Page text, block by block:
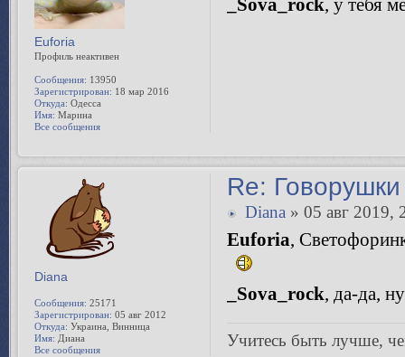
_Sova_rock, у тебя
Euforia
Профиль неактивен
Сообщения: 13950
Зарегистрирован: 18 мар 2016
Откуда: Одесса
Имя: Марина
Все сообщения
Re:
Diana» 05 авг 2019,
Euforia,
_Sova_rock, да-да,
Учитесь быть лучше,
Diana
Сообщения: 25171
Зарегистрирован: 05 авг 2012
Откуда: Украина, Винница
Имя: Диана
Все сообщения